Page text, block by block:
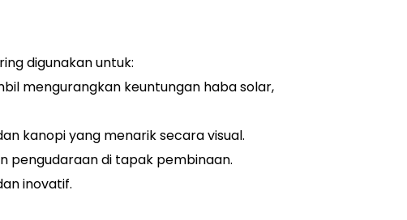
digunakan untuk:
mengurangkan keuntungan haba solar,
kanopi yang menarik secara visual.
pengudaraan di tapak pembinaan.
inovatif.